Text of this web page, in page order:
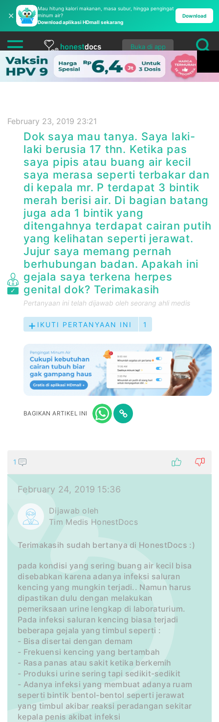
✕
Mau hitung kalori makanan, masa subur, hingga pengingat
minum air?
Download aplikasi HDmall sekarang
Download
Buka di app
February 23, 2019 23:21
Dok saya mau tanya. Saya laki-
laki berusia 17 thn. Ketika pas
saya pipis atau buang air kecil
saya merasa seperti terbakar dan
di kepala mr. P terdapat 3 bintik
merah berisi air. Di bagian batang
juga ada 1 bintik yang
ditengahnya terdapat cairan putih
yang kelihatan seperti jerawat.
Jujur saya memang pernah
berhubungan badan. Apakah ini
gejala saya terkena herpes
genital dok? Terimakasih
Pertanyaan ini telah dijawab oleh seorang ahli medis
IKUTI PERTANYAAN INI 1
BAGIKAN ARTIKEL INI
1
February 24, 2019 15:36
Dijawab oleh
Tim Medis HonestDocs
Terimakasih sudah bertanya di HonestDocs :)
pada kondisi yang sering buang air kecil bisa
disebabkan karena adanya infeksi saluran
kencing yang mungkin terjadi.. Namun harus
dipastikan dulu dengan melakukan
pemeriksaan urine lengkap di laboraturium.
Pada infeksi saluran kencing biasa terjadi
beberapa gejala yang timbul seperti :
- Bisa disertai dengan demam
- Frekuensi kencing yang bertambah
- Rasa panas atau sakit ketika berkemih
- Produksi urine sering tapi sedikit-sedikit
- Adanya infeksi yang membuat adanya ruam
seperti bintik bentol-bentol seperti jerawat
yang timbul akibar reaksi peradangan sekitar
kepala penis akibat infeksi